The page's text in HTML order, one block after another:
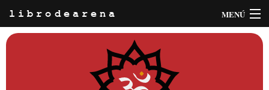
librodearena MENÚ